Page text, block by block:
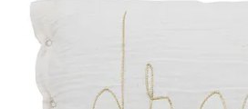
Meuble
Cuisine et art de la table